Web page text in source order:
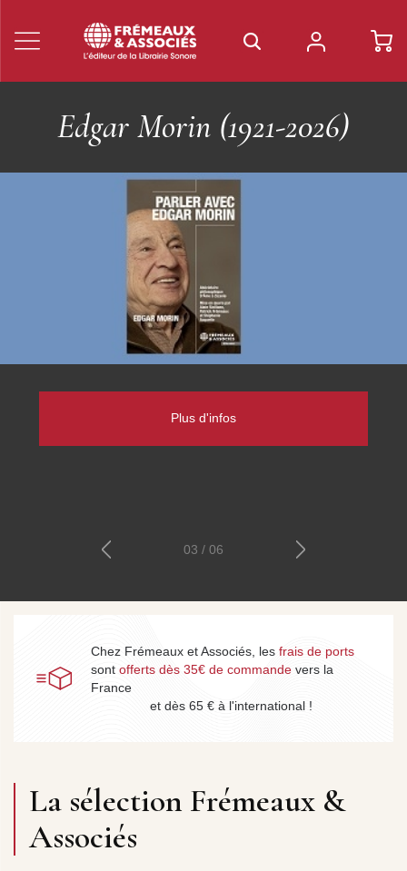
Les Livres Frémeaux &
Associés
patrimoine parlé phonographique et radiophonique, et les
04 / 06
Chez Frémeaux et Associés, les frais de ports
sont offerts dès 35€ de commande vers la
France
et dès 65 € à l'international !
La sélection Frémeaux &
Associés